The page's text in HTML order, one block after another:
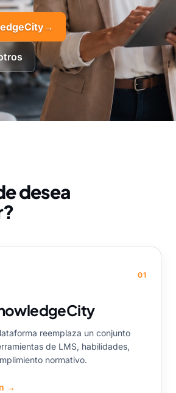
→
desea
01
reemplaza un conjunto
de LMS, habilidades,
normativo.
→